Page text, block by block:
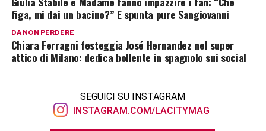
figa, mi dai un bacino?” E spunta pure Sangiovanni
DA NON PERDERE
Chiara Ferragni festeggia José Hernandez nel super
attico di Milano: dedica bollente in spagnolo sui social
SEGUICI SU INSTAGRAM
INSTAGRAM.COM/LACITYMAG